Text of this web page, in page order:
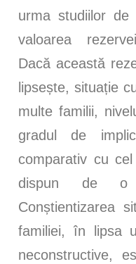
urma studiilor de
valoarea
Dacă această
lipsește, situație
multe familii,
gradul de
comparativ cu
dispun de o
Conștientizarea
familiei, în lipsa
neconstructive,